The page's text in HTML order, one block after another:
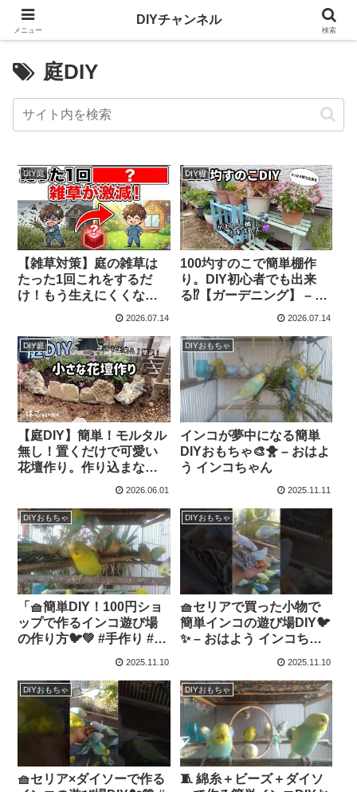
庭DIY
DIY庭
【雑草対策】庭の雑草は
たった1回これをするだ
け！もう生えにくくなる
簡単DIY術【庭DIY】 –
2026.07.14
DIY棚
100圴すのこで簡単棚作
り。DIY初心者でも出来
る⁉︎【ガーデニング】 – は
2026.07.14
DIY庭
【庭DIY】簡単！モルタル
無し！置くだけで可愛い
花壇作り。作り込まない
のがポイント✨【ガーデニ
2026.06.01
DIYおもちゃ
インコが夢中になる簡単
DIYおもちゃ🎨🐥 – おはよ
う インコちゃん
2025.11.11
DIYおもちゃ
「🧺簡単DIY！100円ショ
ップで作るインコ遊び場
の作り方🐦💚 #手作り #イ
2025.11.10
DIYおもちゃ
🧺セリアで買った小物で
簡単インコの遊び場DIY🐦
✨ – おはよう インコちゃ
2025.11.10
DIYおもちゃ
🧺セリア×ダイソーで作る
DIYおもちゃ
🧵 綿糸＋ビーズ＋ダイソ
メニュー
DIYチャンネル
検索